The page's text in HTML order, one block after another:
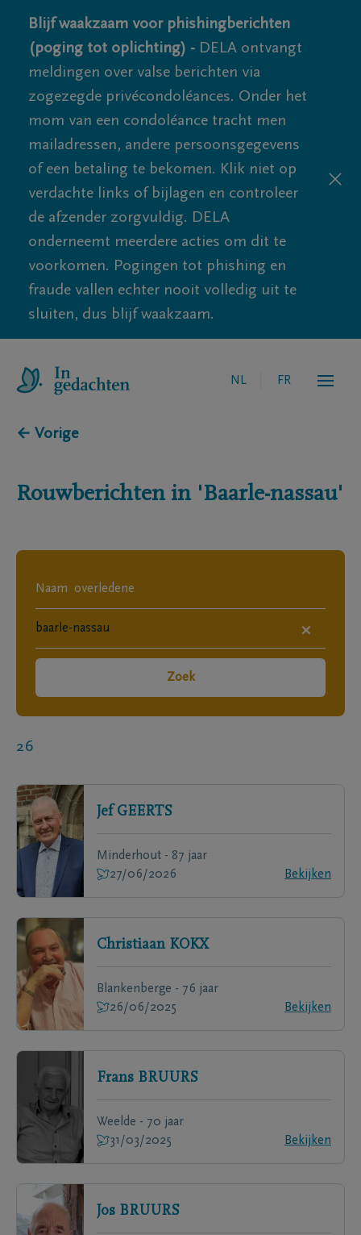
Blijf waakzaam voor phishingberichten
(poging tot oplichting) - DELA ontvangt
meldingen over valse berichten via
zogezegde privécondoléances. Onder het
mom van een condoléance tracht men
mailadressen, andere persoonsgegevens
of een betaling te bekomen. Klik niet op
verdachte links of bijlagen en controleer
de afzender zorgvuldig. DELA
onderneemt meerdere acties om dit te
voorkomen. Pogingen tot phishing en
fraude vallen echter nooit volledig uit te
sluiten, dus blijf waakzaam.
NL FR
← Vorige
Rouwberichten in 'Baarle-nassau'
×
Zoek
26
Jef GEERTS
Minderhout - 87 jaar
27/06/2026
Bekijken
Christiaan KOKX
Blankenberge - 76 jaar
26/06/2025
Bekijken
Frans BRUURS
Weelde - 70 jaar
31/03/2025
Bekijken
Jos BRUURS